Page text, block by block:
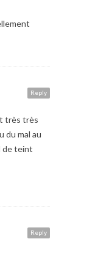
Reply
très très
du mal au
de teint
Reply